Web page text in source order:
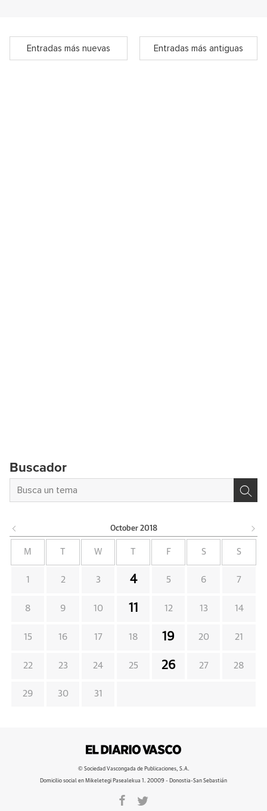
Entradas más nuevas Entradas más antiguas
Buscador
October 2018
M W F S S
1 2 3 4 5 6 7
8 9 10 11 12 13 14
15 16 17 18 19 20 21
22 23 24 25 26 27 28
29 30 31
© Sociedad Vascongada de Publicaciones, S.A.
Domicilio social en Mikeletegi Pasealekua 1. 20009 - Donostia-San Sebastián